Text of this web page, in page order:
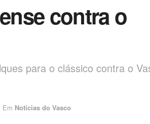
contra o
para o clássico contra o
Em Notícias do Vasco